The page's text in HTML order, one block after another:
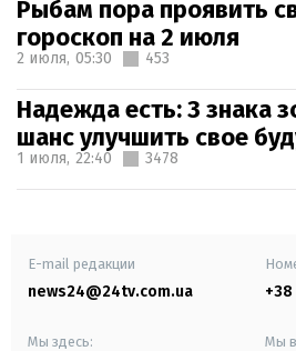
Рыбам пора проявить
гороскоп на 2 июля
2 июля, 05:30 453
Надежда есть: 3 знака
шанс улучшить свое
1 июля, 22:40 3478
E-mail редакции
news24@24tv.com.ua
Мы здесь: Мы в